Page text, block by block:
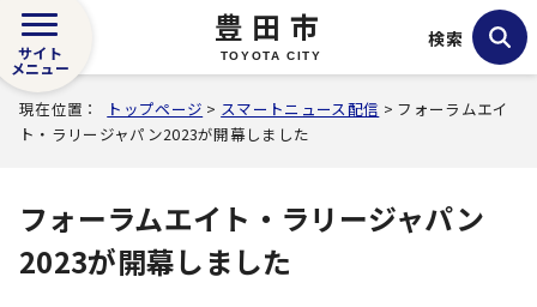
豊田市
TOYOTA CITY
サイト
メニュー
検索
現在位置： トップページ > スマートニュース配信 > フォーラムエイ
ト・ラリージャパン2023が開幕しました
フォーラムエイト・ラリージャパン
2023が開幕しました